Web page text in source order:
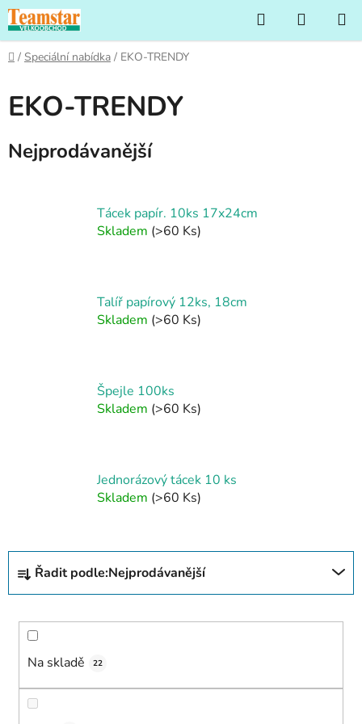
Přejít
na
obsah
Hledat
KOŠÍK
Domů
/ Speciální nabídka / EKO-TRENDY
EKO-TRENDY
Nejprodávanější
Tácek papír. 10ks 17x24cm
Skladem (>60 Ks)
Talíř papírový 12ks, 18cm
Skladem (>60 Ks)
Špejle 100ks
Skladem (>60 Ks)
Jednorázový tácek 10 ks
Skladem (>60 Ks)
Ř
z
Řadit podle:Nejprodávanější
Na skladě 22